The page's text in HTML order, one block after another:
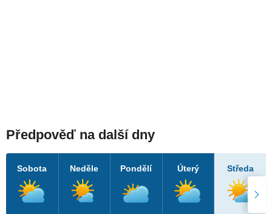
Předpověď na další dny
Sobota Neděle Pondělí Úterý Středa